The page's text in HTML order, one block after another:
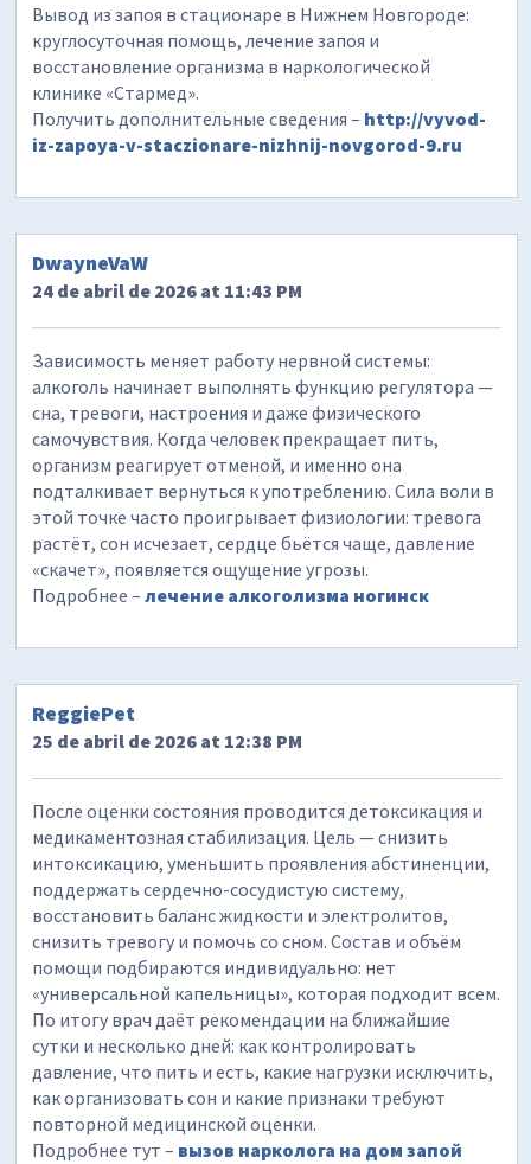
Вывод из запоя в стационаре в Нижнем Новгороде:
круглосуточная помощь, лечение запоя и
восстановление организма в наркологической
клинике «Стармед».
Получить дополнительные сведения – http://vyvod-
iz-zapoya-v-staczionare-nizhnij-novgorod-9.ru
DwayneVaW
24 de abril de 2026 at 11:43 PM
Зависимость меняет работу нервной системы:
алкоголь начинает выполнять функцию регулятора —
сна, тревоги, настроения и даже физического
самочувствия. Когда человек прекращает пить,
организм реагирует отменой, и именно она
подталкивает вернуться к употреблению. Сила воли в
этой точке часто проигрывает физиологии: тревога
растёт, сон исчезает, сердце бьётся чаще, давление
«скачет», появляется ощущение угрозы.
Подробнее –лечение алкоголизма ногинск
ReggiePet
25 de abril de 2026 at 12:38 PM
После оценки состояния проводится детоксикация и
медикаментозная стабилизация. Цель — снизить
интоксикацию, уменьшить проявления абстиненции,
поддержать сердечно-сосудистую систему,
восстановить баланс жидкости и электролитов,
снизить тревогу и помочь со сном. Состав и объём
помощи подбираются индивидуально: нет
«универсальной капельницы», которая подходит всем.
По итогу врач даёт рекомендации на ближайшие
сутки и несколько дней: как контролировать
давление, что пить и есть, какие нагрузки исключить,
как организовать сон и какие признаки требуют
повторной медицинской оценки.
Подробнее тут – вызов нарколога на дом запой